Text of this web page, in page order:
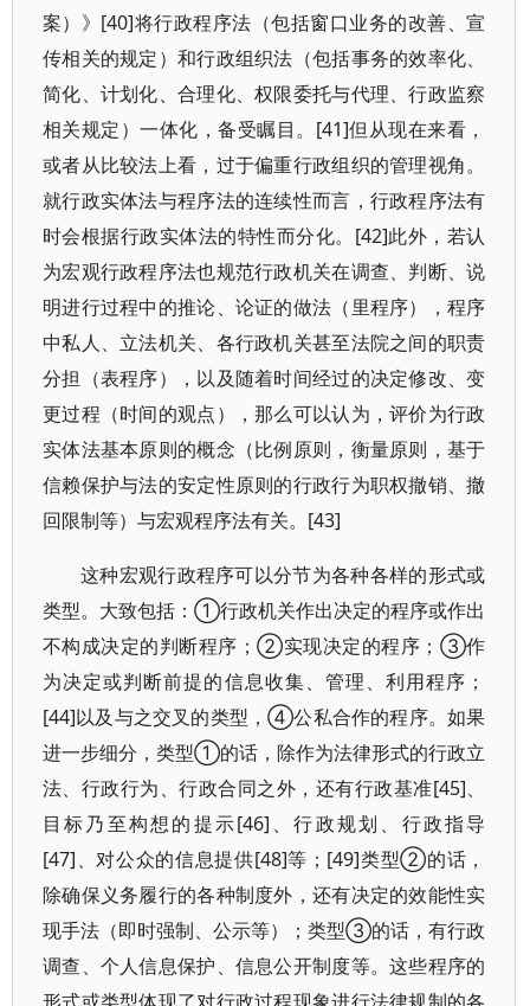
案）》[40]将行政程序法（包括窗口业务的改善、宣
传相关的规定）和行政组织法（包括事务的效率化、
简化、计划化、合理化、权限委托与代理、行政监察
相关规定）一体化，备受瞩目。[41]但从现在来看，
或者从比较法上看，过于偏重行政组织的管理视角。
就行政实体法与程序法的连续性而言，行政程序法有
时会根据行政实体法的特性而分化。[42]此外，若认
为宏观行政程序法也规范行政机关在调查、判断、说
明进行过程中的推论、论证的做法（里程序），程序
中私人、立法机关、各行政机关甚至法院之间的职责
分担（表程序），以及随着时间经过的决定修改、变
更过程（时间的观点），那么可以认为，评价为行政
实体法基本原则的概念（比例原则，衡量原则，基于
信赖保护与法的安定性原则的行政行为职权撤销、撤
回限制等）与宏观程序法有关。[43]
这种宏观行政程序可以分节为各种各样的形式或
类型。大致包括：①行政机关作出决定的程序或作出
不构成决定的判断程序；②实现决定的程序；③作
为决定或判断前提的信息收集、管理、利用程序；
[44]以及与之交叉的类型，④公私合作的程序。如果
进一步细分，类型①的话，除作为法律形式的行政立
法、行政行为、行政合同之外，还有行政基准[45]、
目标乃至构想的提示[46]、行政规划、行政指导
[47]、对公众的信息提供[48]等；[49]类型②的话，
除确保义务履行的各种制度外，还有决定的效能性实
现手法（即时强制、公示等）；类型③的话，有行政
调查、个人信息保护、信息公开制度等。这些程序的